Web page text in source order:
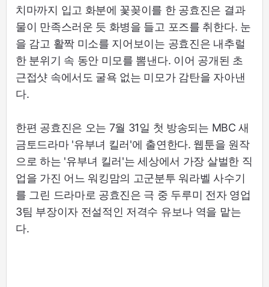
치마까지 입고 화분에 꽃꽂이를 한 공효진은 결과
물이 만족스러운 듯 화병을 들고 포즈를 취한다. 눈
을 감고 활짝 미소를 지어보이는 공효진은 내추럴
한 분위기 속 동안 미모를 뽐낸다. 이어 공개된 초
근접샷 속에서도 굴욕 없는 미모가 감탄을 자아낸
다.
한편 공효진은 오는 7월 31일 첫 방송되는 MBC 새
금토드라마 '유부녀 킬러'에 출연한다. 웹툰을 원작
으로 하는 '유부녀 킬러'는 세상에서 가장 살벌한 직
업을 가진 어느 워킹맘의 고군분투 워라벨 사수기
를 그린 드라마로 공효진은 극 중 두루미 전자 영업
3팀 부장이자 전설적인 저격수 유보나 역을 맡는
다.